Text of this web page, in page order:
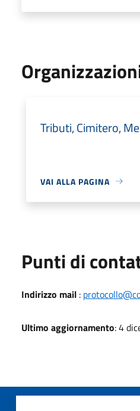
Tributi, Cimitero,
VAI ALLA PAGINA
Punti di
Indirizzo mail :
Ultimo aggiornamento: 4